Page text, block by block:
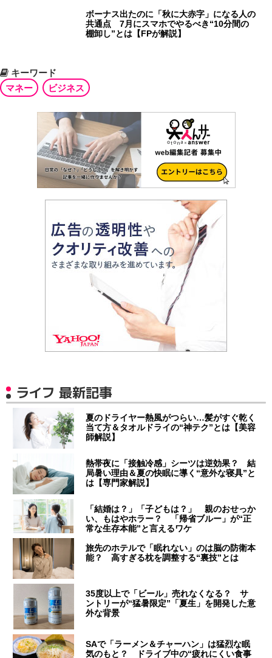
ボーナス出たのに「秋に大赤字」になる人の
共通点 7月にスマホでやるべき“10分間の
棚卸し”とは【FPが解説】
キーワード
マネー
ビジネス
ライフ 最新記事
夏のドライヤー熱風がつらい…髪がすぐ乾く
当て方＆タオルドライの“神テク”とは【美容
師解説】
熱帯夜に「接触冷感」シーツは逆効果？ 結
局暑い理由＆夏の快眠に導く“意外な寝具”と
は【専門家解説】
「結婚は？」「子どもは？」 親のおせっか
い、もはやホラー？ 「帰省ブルー」が“正
常な生存本能”と言えるワケ
旅先のホテルで「眠れない」のは脳の防衛本
能？ 高すぎる枕を調整する“裏技”とは
35度以上で「ビール」売れなくなる？ サ
ントリーが“猛暑限定”「夏生」を開発した意
外な背景
SAで「ラーメン＆チャーハン」は猛烈な眠
気のもと？ ドライブ中の“疲れにくい食事